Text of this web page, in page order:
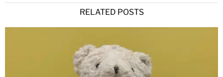
RELATED POSTS